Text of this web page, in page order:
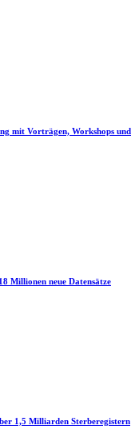
mit Vorträgen, Workshops und
Millionen neue Datensätze
1,5 Milliarden Sterberegistern